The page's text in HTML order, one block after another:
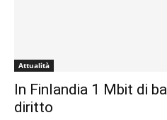
Attualità
In Finlandia 1 Mbit di
diritto